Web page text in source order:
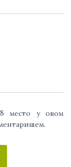
место у овом